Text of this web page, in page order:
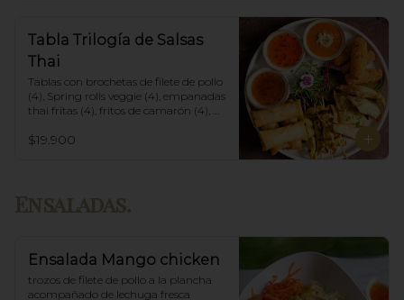
Tabla Trilogía de Salsas
Thai
Tablas con brochetas de filete de pollo
(4), Spring rolls veggie (4), empanadas
thai fritas (4), fritos de camarón (4),
Salsa de Maní y Soja spicy.
$19.900
Ensaladas.
Ensalada Mango chicken
trozos de filete de pollo a la plancha
acompañado de lechuga fresca